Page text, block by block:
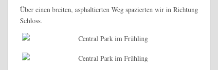
Über einen breiten, asphaltierten Weg spazierten wir in Richtung
Schloss.